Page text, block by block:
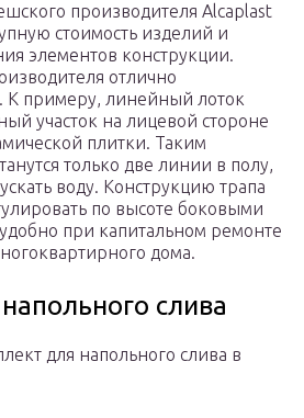
производителя Alcaplast
стоимость изделий и
элементов конструкции.
отлично
К примеру, линейный лоток
участок на лицевой стороне
плитки. Таким
только две линии в полу,
воду. Конструкцию трапа
по высоте боковыми
при капитальном ремонте
дома.
слива
для напольного слива в